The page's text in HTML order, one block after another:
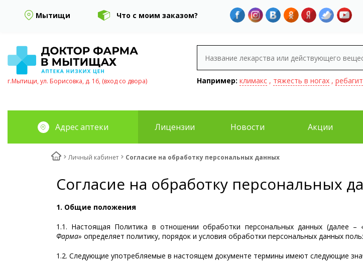
Мытищи Что с моим заказом?
г.Мытищи, ул. Борисовка, д. 16, (вход со двора) Например: климакс, тяжесть в ногах, ребагит
Адрес аптеки Лицензии Новости Акции
Личный кабинет Согласие на обработку персональных данных
Согласие на обработку персональных
1. Общие положения
1.1. Настоящая Политика в отношении обработки персональных данных (далее –
Фарма» определяет политику, порядок и условия обработки персональных данных
1.2. Следующие употребляемые в настоящем документе термины имеют следующие